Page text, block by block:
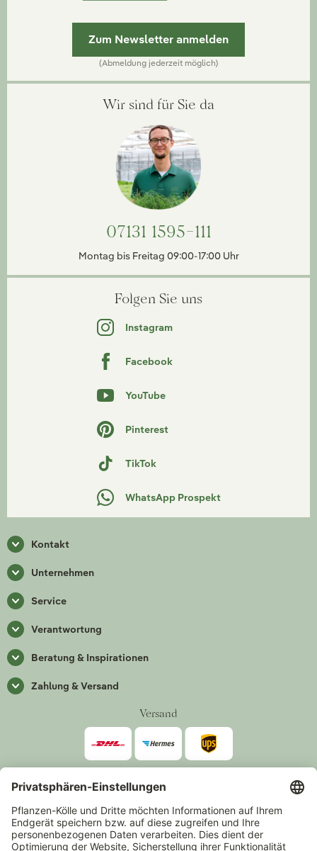
Zum Newsletter anmelden
(Abmeldung jederzeit möglich)
Wir sind für Sie da
07131 1595-111
Montag bis Freitag 09:00-17:00 Uhr
Folgen Sie uns
Instagram
Facebook
YouTube
Pinterest
TikTok
WhatsApp Prospekt
Kontakt
Unternehmen
Service
Verantwortung
Beratung & Inspirationen
Zahlung & Versand
Versand
Zahlarten